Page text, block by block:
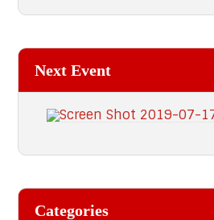
Next Event
Categories